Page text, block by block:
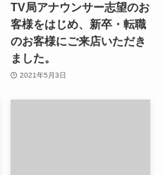
TV局アナウンサー志望のお
客様をはじめ、新卒・転職
のお客様にご来店いただき
ました。
2021年5月3日